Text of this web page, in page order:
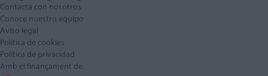
Contacta con nosotros
Conoce nuestro equipo
Aviso legal
Política de cookies
Política de privacidad
Amb el finançament de: